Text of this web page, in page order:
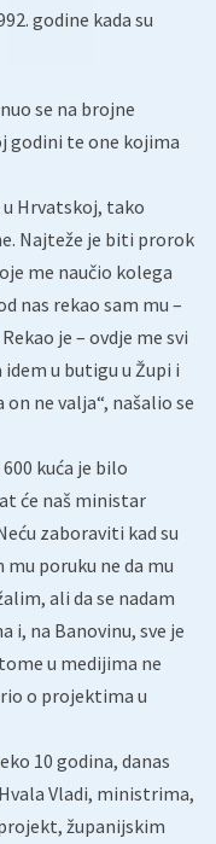
godine kada su
se na brojne
godini te one kojima
Hrvatskoj, tako
Najteže je biti prorok
me naučio kolega
nas rekao sam mu –
je – ovdje me svi
idem u butigu u Župi i
ne valja“, našalio se
kuća je bilo
će naš ministar
zaboraviti kad su
poruku ne da mu
ali da se nadam
i, na Banovinu, sve je
u medijima ne
o projektima u
10 godina, danas
Vladi, ministrima,
županijskim